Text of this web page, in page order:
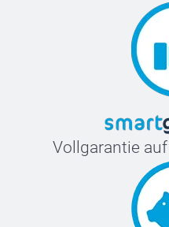
Vollgarantie